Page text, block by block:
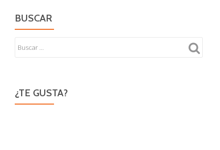
BUSCAR
¿TE GUSTA?